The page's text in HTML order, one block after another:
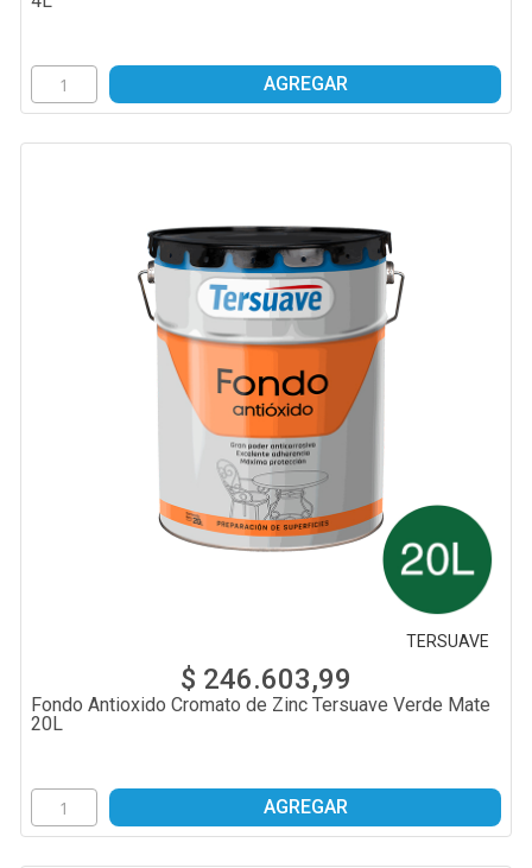
AGREGAR
TERSUAVE
$ 246.603,99
Fondo Antioxido Cromato de Zinc Tersuave Verde Mate
20L
AGREGAR